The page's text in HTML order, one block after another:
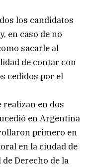
los candidatos
en caso de no
sacarle al
de contar con
cedidos por el
realizan en dos
en Argentina
primero en
en la ciudad de
Derecho de la